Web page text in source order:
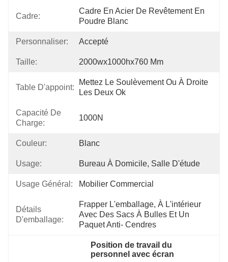
Cadre:
Cadre En Acier De Revêtement En
Poudre Blanc
Personnaliser: Accepté
Taille: 2000wx1000hx760 Mm
Table D'appoint:
Mettez Le Soulèvement Ou À Droite
Les Deux Ok
Capacité De
Charge:
1000N
Couleur: Blanc
Usage: Bureau À Domicile, Salle D'étude
Usage Général: Mobilier Commercial
Détails
D'emballage:
Frapper L'emballage, À L'intérieur
Avec Des Sacs À Bulles Et Un
Paquet Anti- Cendres
Position de travail du
personnel avec écran